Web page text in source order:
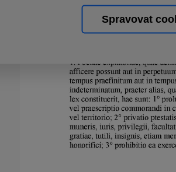
Spravovat